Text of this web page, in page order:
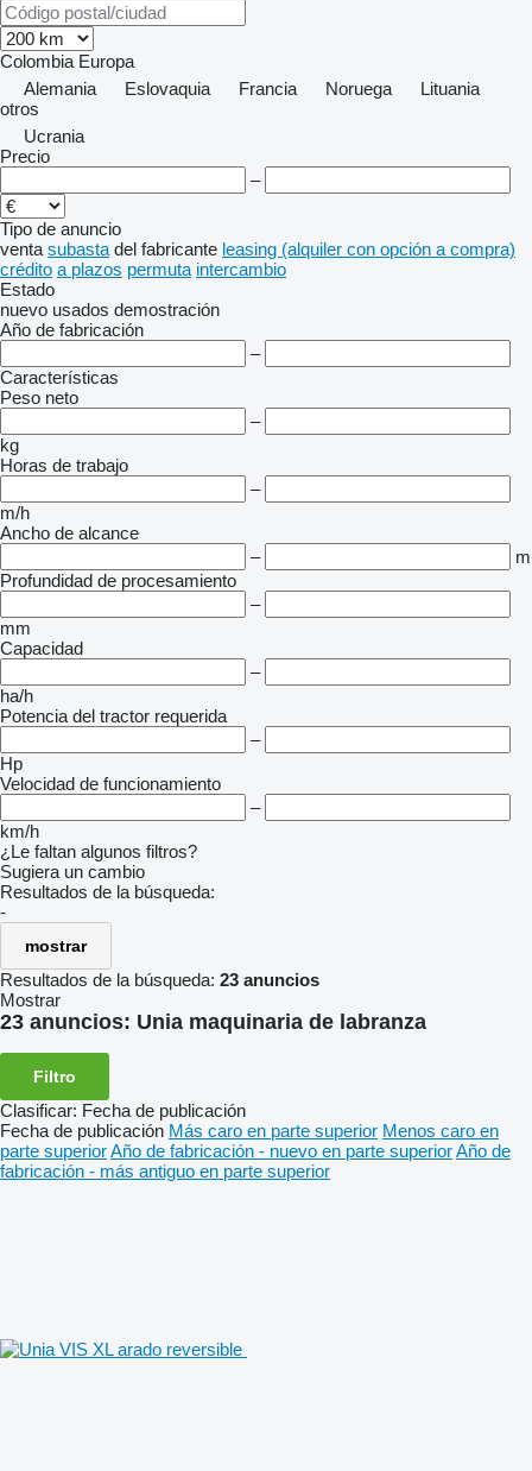
Colombia Europa
Alemania
Eslovaquia Francia Noruega
Lituania
otros
Ucrania
Precio
–
Tipo de anuncio
venta subasta del fabricante leasing (alquiler con opción a compra)
crédito a plazos permuta intercambio
Estado
nuevo usados demostración
Año de fabricación
–
Características
Peso neto
–
kg
Horas de trabajo
–
m/h
Ancho de alcance
–
m
Profundidad de procesamiento
–
mm
Capacidad
–
ha/h
Potencia del tractor requerida
–
Hp
Velocidad de funcionamiento
–
km/h
¿Le faltan algunos filtros?
Sugiera un cambio
Resultados de la búsqueda:
-
mostrar
Resultados de la búsqueda: 23 anuncios
Mostrar
23 anuncios: Unia maquinaria de labranza
Filtro
Clasificar: Fecha de publicación
Fecha de publicación Más caro en parte superior Menos caro en
parte superiorAño de fabricación - nuevo en parte superiorAño de
fabricación - más antiguo en parte superior